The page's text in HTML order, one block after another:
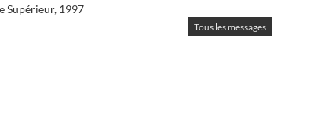
Supérieur, 1997
Tous les messages